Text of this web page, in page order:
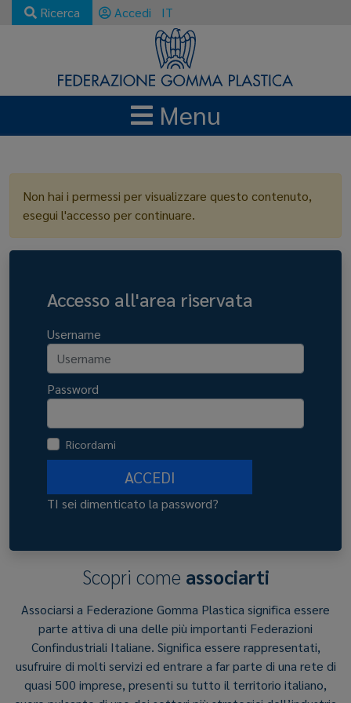
Ricerca Accedi IT
Menu
Non hai i permessi per visualizzare questo contenuto,
esegui l'accesso per continuare.
Accesso all'area riservata
Username
Password
Ricordami
ACCEDI
TI sei dimenticato la password?
Scopri come associarti
Associarsi a Federazione Gomma Plastica significa essere
parte attiva di una delle più importanti Federazioni
Confindustriali Italiane. Significa essere rappresentati,
usufruire di molti servizi ed entrare a far parte di una rete di
quasi 500 imprese, presenti su tutto il territorio italiano,